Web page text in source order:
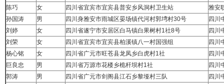
陈巧
女 四川省宜宾市宜宾县普安乡风洞村卫生站
雅安
孙国涛
男 四川身雅安市雨城区晏场镇代河村郭塆村30号
四川
刘婷
女 四川省遂宁市安居区白马镇白果树村1社8号
四川
刘荣
女 四川省宜宾市宜宾县柏溪镇八一村国强组
四川
杨心铭
女 四川省广元市旺苍县龙凤乡白虎村1社
四川
巨良忠
男 四川省万源市花楼乡桅杆坝村1社
四川
郭涛
男 四川省广元市剑阁县江石乡黎垭村三队
四川